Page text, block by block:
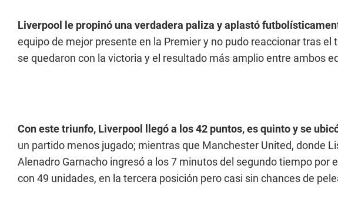
Liverpool le propinó una verdadera paliza y aplastó
equipo de mejor presente en la Premier y no pudo reaccionar tras el
se quedaron con la victoria y el resultado más amplio entre ambos
Con este triunfo, Liverpool llegó a los 42 puntos, es quinto y se
un partido menos jugado; mientras que Manchester United, donde
Alenadro Garnacho ingresó a los 7 minutos del segundo tiempo por
con 49 unidades, en la tercera posición pero casi sin chances de